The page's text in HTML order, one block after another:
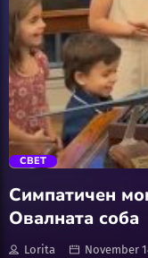
Wellness
АвтоКлуб
Балкан
СВЕТ
Симпатичен
Овалната соба
Lorita November